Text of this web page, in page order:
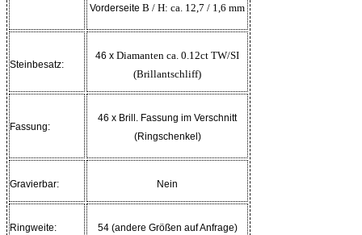
Vorderseite B / H: ca. 12,7 / 1,6 mm
Steinbesatz:
46 x Diamanten ca. 0.12ct TW/SI
(Brillantschliff)
Fassung:
46 x Brill. Fassung im Verschnitt
(Ringschenkel)
Gravierbar: Nein
Ringweite: 54 (andere Größen auf Anfrage)